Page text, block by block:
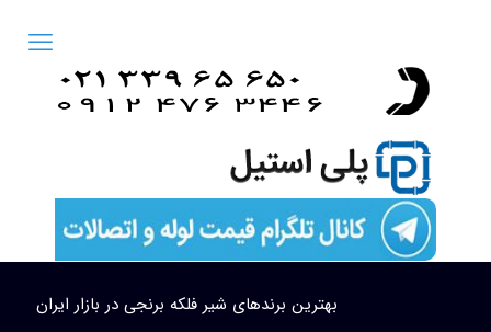
بهترین برندهای شیر فلکه برنجی در بازار ایران